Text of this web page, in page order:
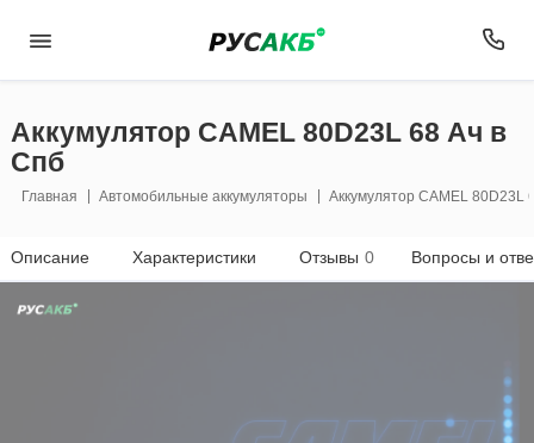
Аккумулятор CAMEL 80D23L 68 Ач в
Спб
Главная Автомобильные аккумуляторы Аккумулятор CAMEL 80D23L
Описание Характеристики Отзывы 0 Вопросы и